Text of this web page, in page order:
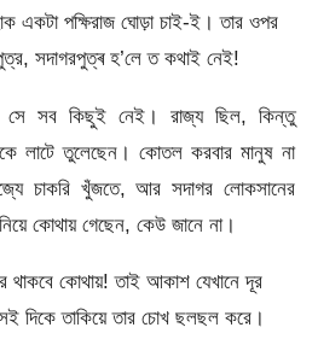
একটা পক্ষিরাজ ঘোড়া চাই-ই। তার ওপর
সদাগরপুত্ৰ হ’লে ত কথাই নেই!
সে সব কিছুই নেই। রাজ্য ছিল, কিন্তু
লাটে তুলেছেন। কোতল করবার মানুষ না
চাকরি খুঁজতে, আর সদাগর লোকসানের
কোথায় গেছেন, কেউ জানে না।
থাকবে কোথায়! তাই আকাশ যেখানে দূর
দিকে তাকিয়ে তার চোখ ছলছল করে।